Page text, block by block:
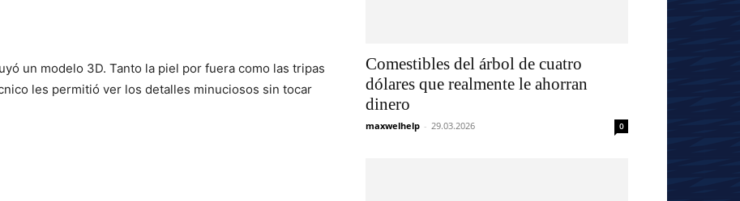
un modelo 3D. Tanto la piel por fuera como las tripas
les permitió ver los detalles minuciosos sin tocar
Comestibles del árbol de cuatro
dólares que realmente le ahorran
dinero
maxwelhelp - 29.03.2026 0